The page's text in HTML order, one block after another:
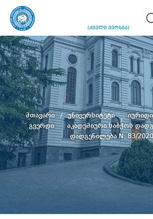
(ძველი ვერსია)
მთავარი უნივერსიტეტი
გვერდი
აკადემიური საბჭოს
დადგენილება N: 83/2020